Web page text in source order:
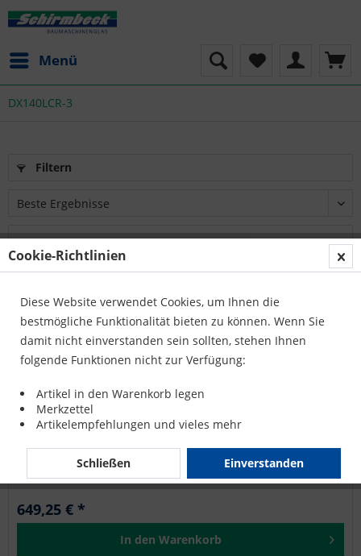
Menü
DX140LCR-3
Filtern
SEITENSCHEIBE RECHTS für DOOSAN DX140LCR-3
DOOSAN: DX140LCR, DX140LCR-3, DX140LCR-5, DX235LCR-3,
649,25 € *
In den Warenkorb
Cookie-Richtlinien
Diese Website verwendet Cookies, um Ihnen die
bestmögliche Funktionalität bieten zu können. Wenn Sie
damit nicht einverstanden sein sollten, stehen Ihnen
folgende Funktionen nicht zur Verfügung:
Artikel in den Warenkorb legen
Merkzettel
Artikelempfehlungen und vieles mehr
Einverstanden
Schließen